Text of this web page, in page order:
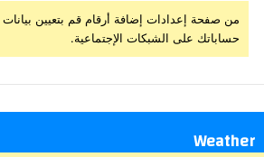
من صفحة إعدادات إضافة أرقام قم بتعيين بيانات
حساباتك على الشبكات الإجتماعية.
Weather